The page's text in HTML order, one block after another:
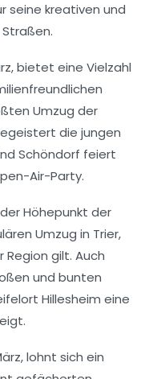
seine kreativen und
bietet eine Vielzahl
Umzug der
die jungen
Schöndorf feiert
Air-Party.
Höhepunkt der
Umzug in Trier,
gilt. Auch
und bunten
Hillesheim eine
lohnt sich ein